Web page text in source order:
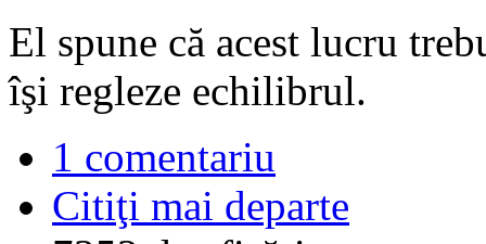
El spune că acest lucru
îşi regleze echilibrul.
1 comentariu
Citiţi mai departe